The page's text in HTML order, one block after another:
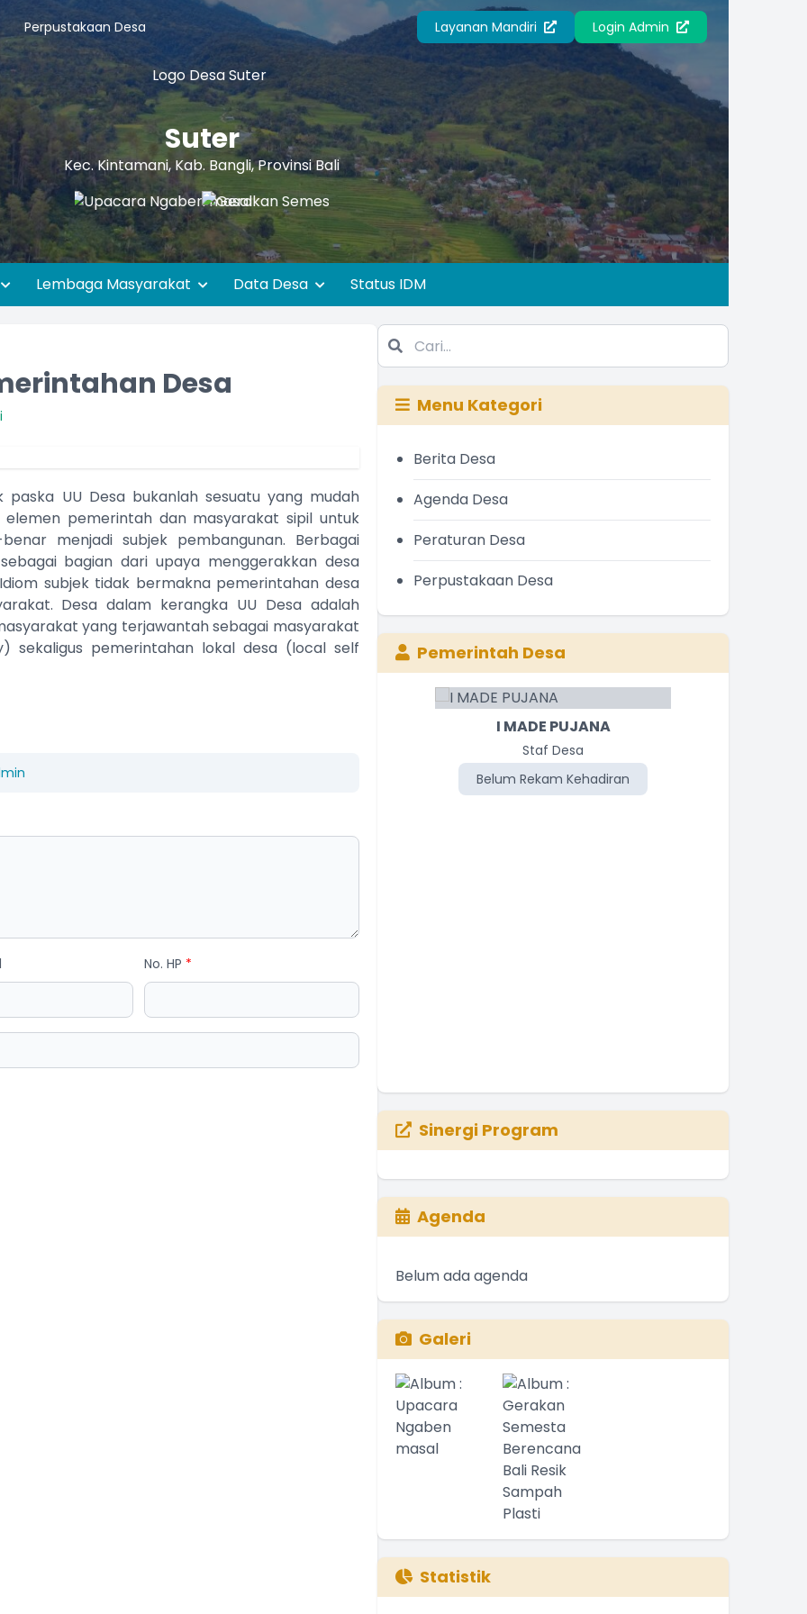
Perpustakaan Desa Layanan Mandiri Login Admin
Suter
Kec. Kintamani, Kab. Bangli, Provinsi Bali
Lembaga Masyarakat Data Desa Status IDM
Desa
UU Desa bukanlah sesuatu yang mudah
elemen pemerintah dan masyarakat sipil untuk
menjadi subjek pembangunan. Berbagai
bagian dari upaya menggerakkan desa
subjek tidak bermakna pemerintahan desa
Desa dalam kerangka UU Desa adalah
yang terjawantah sebagai masyarakat
sekaligus pemerintahan lokal desa (local self
No. HP *
Menu Kategori
Berita Desa
Agenda Desa
Peraturan Desa
Perpustakaan Desa
Pemerintah Desa
I MADE PUJANA
Staf Desa
Belum Rekam Kehadiran
Sinergi Program
Agenda
Belum ada agenda
Galeri
Statistik